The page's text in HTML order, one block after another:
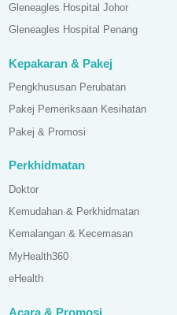
Gleneagles Hospital Johor
Gleneagles Hospital Penang
Kepakaran & Pakej
Pengkhususan Perubatan
Pakej Pemeriksaan Kesihatan
Pakej & Promosi
Perkhidmatan
Doktor
Kemudahan & Perkhidmatan
Kemalangan & Kecemasan
MyHealth360
eHealth
Acara & Promosi